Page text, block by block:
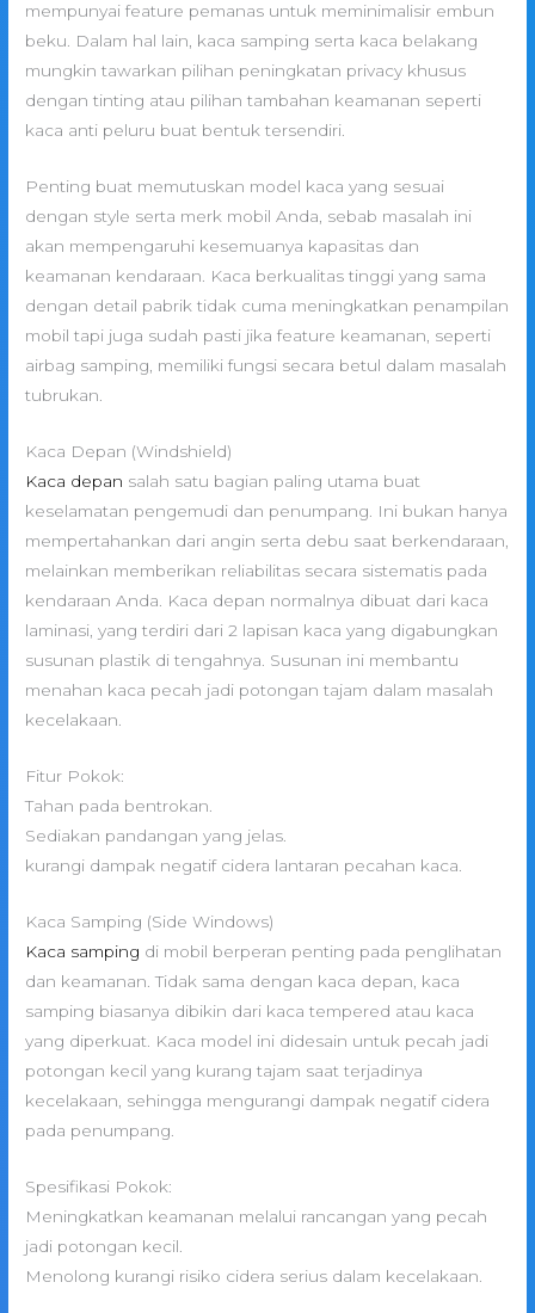
mempunyai feature pemanas untuk meminimalisir embun
beku. Dalam hal lain, kaca samping serta kaca belakang
mungkin tawarkan pilihan peningkatan privacy khusus
dengan tinting atau pilihan tambahan keamanan seperti
kaca anti peluru buat bentuk tersendiri.
Penting buat memutuskan model kaca yang sesuai
dengan style serta merk mobil Anda, sebab masalah ini
akan mempengaruhi kesemuanya kapasitas dan
keamanan kendaraan. Kaca berkualitas tinggi yang sama
dengan detail pabrik tidak cuma meningkatkan penampilan
mobil tapi juga sudah pasti jika feature keamanan, seperti
airbag samping, memiliki fungsi secara betul dalam masalah
tubrukan.
Kaca Depan (Windshield)
Kaca depan salah satu bagian paling utama buat
keselamatan pengemudi dan penumpang. Ini bukan hanya
mempertahankan dari angin serta debu saat berkendaraan,
melainkan memberikan reliabilitas secara sistematis pada
kendaraan Anda. Kaca depan normalnya dibuat dari kaca
laminasi, yang terdiri dari 2 lapisan kaca yang digabungkan
susunan plastik di tengahnya. Susunan ini membantu
menahan kaca pecah jadi potongan tajam dalam masalah
kecelakaan.
Fitur Pokok:
Tahan pada bentrokan.
Sediakan pandangan yang jelas.
kurangi dampak negatif cidera lantaran pecahan kaca.
Kaca Samping (Side Windows)
Kaca samping di mobil berperan penting pada penglihatan
dan keamanan. Tidak sama dengan kaca depan, kaca
samping biasanya dibikin dari kaca tempered atau kaca
yang diperkuat. Kaca model ini didesain untuk pecah jadi
potongan kecil yang kurang tajam saat terjadinya
kecelakaan, sehingga mengurangi dampak negatif cidera
pada penumpang.
Spesifikasi Pokok:
Meningkatkan keamanan melalui rancangan yang pecah
jadi potongan kecil.
Menolong kurangi risiko cidera serius dalam kecelakaan.